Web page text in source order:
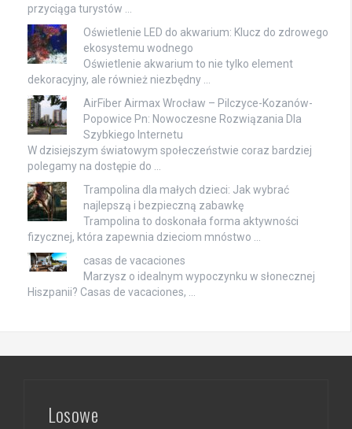
przyciąga turystów …
Oświetlenie LED do akwarium: Klucz do zdrowego
ekosystemu wodnego
Oświetlenie akwarium to nie tylko element
dekoracyjny, ale również niezbędny …
AirFiber Airmax Wrocław – Pilczyce-Kozanów-
Popowice Pn: Nowoczesne Rozwiązania Dla
Szybkiego Internetu
W dzisiejszym światowym społeczeństwie coraz bardziej
polegamy na dostępie do …
Trampolina dla małych dzieci: Jak wybrać
najlepszą i bezpieczną zabawkę
Trampolina to doskonała forma aktywności
fizycznej, która zapewnia dzieciom mnóstwo …
casas de vacaciones
Marzysz o idealnym wypoczynku w słonecznej
Hiszpanii? Casas de vacaciones, …
Losowe